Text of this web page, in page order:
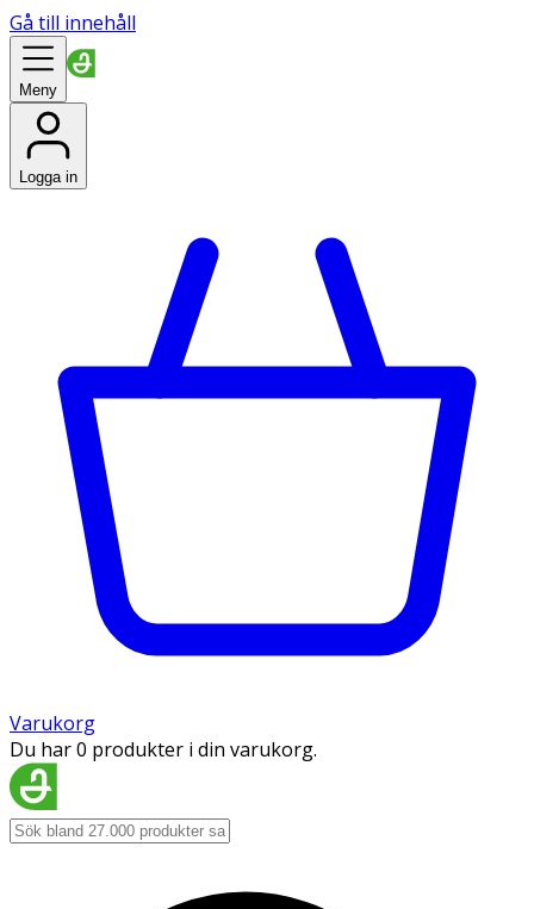
Gå till innehåll
Meny
Logga in
Varukorg
Du har 0 produkter i din varukorg.